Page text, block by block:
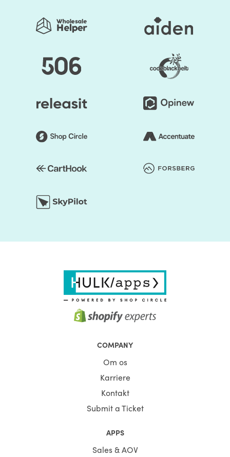
COMPANY
Om os
Karriere
Kontakt
Submit a Ticket
APPS
Sales & AOV